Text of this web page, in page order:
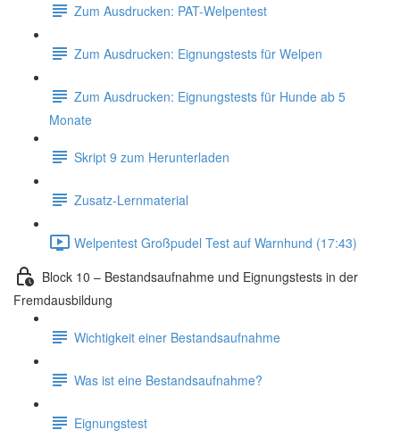
Zum Ausdrucken: PAT-Welpentest
Zum Ausdrucken: Eignungstests für Welpen
Zum Ausdrucken: Eignungstests für Hunde ab 5
Monate
Skript 9 zum Herunterladen
Zusatz-Lernmaterial
Welpentest Großpudel Test auf Warnhund (17:43)
Block 10 – Bestandsaufnahme und Eignungstests in der
Fremdausbildung
Wichtigkeit einer Bestandsaufnahme
Was ist eine Bestandsaufnahme?
Eignungstest